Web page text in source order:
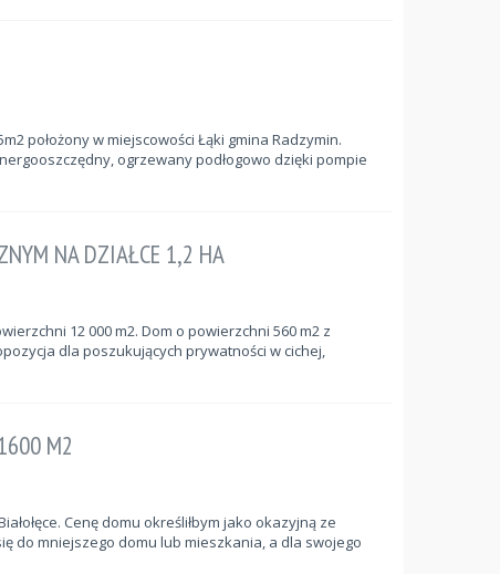
położony w miejscowości Łąki gmina Radzymin.
ogrzewany podłogowo dzięki pompie
NA DZIAŁCE 1,2 HA
12 000 m2. Dom o powierzchni 560 m2 z
dla poszukujących prywatności w cichej,
M2
Cenę domu określiłbym jako okazyjną ze
do mniejszego domu lub mieszkania, a dla swojego